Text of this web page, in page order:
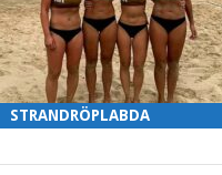
STRANDRÖPLABDA